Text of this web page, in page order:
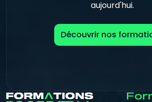
aujourd'hui.
Découvrir nos